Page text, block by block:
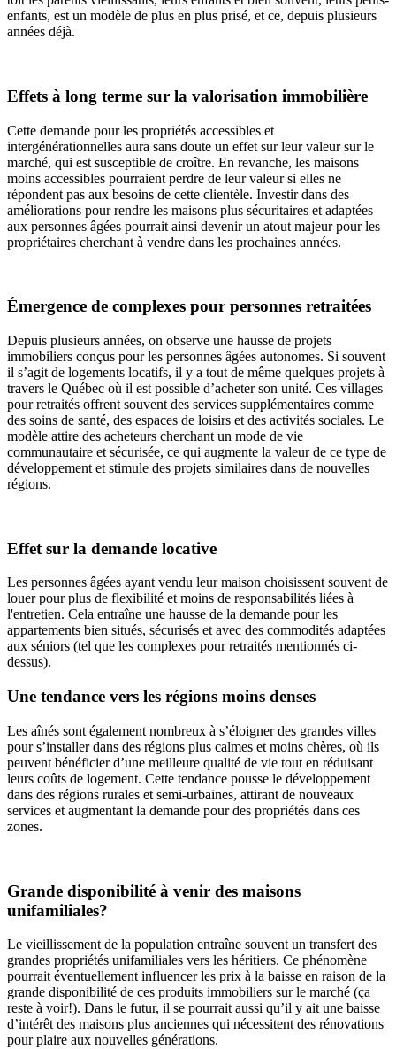
enfants, est un modèle de plus en plus prisé, et ce, depuis plusieurs
années déjà.
Effets à long terme sur la valorisation immobilière
Cette demande pour les propriétés accessibles et
intergénérationnelles aura sans doute un effet sur leur valeur sur le
marché, qui est susceptible de croître. En revanche, les maisons
moins accessibles pourraient perdre de leur valeur si elles ne
répondent pas aux besoins de cette clientèle. Investir dans des
améliorations pour rendre les maisons plus sécuritaires et adaptées
aux personnes âgées pourrait ainsi devenir un atout majeur pour les
propriétaires cherchant à vendre dans les prochaines années.
Émergence de complexes pour personnes retraitées
Depuis plusieurs années, on observe une hausse de projets
immobiliers conçus pour les personnes âgées autonomes. Si souvent
il s’agit de logements locatifs, il y a tout de même quelques projets à
travers le Québec où il est possible d’acheter son unité. Ces villages
pour retraités offrent souvent des services supplémentaires comme
des soins de santé, des espaces de loisirs et des activités sociales. Le
modèle attire des acheteurs cherchant un mode de vie
communautaire et sécurisée, ce qui augmente la valeur de ce type de
développement et stimule des projets similaires dans de nouvelles
régions.
Effet sur la demande locative
Les personnes âgées ayant vendu leur maison choisissent souvent de
louer pour plus de flexibilité et moins de responsabilités liées à
l'entretien. Cela entraîne une hausse de la demande pour les
appartements bien situés, sécurisés et avec des commodités adaptées
aux séniors (tel que les complexes pour retraités mentionnés ci-
dessus).
Une tendance vers les régions moins denses
Les aînés sont également nombreux à s’éloigner des grandes villes
pour s’installer dans des régions plus calmes et moins chères, où ils
peuvent bénéficier d’une meilleure qualité de vie tout en réduisant
leurs coûts de logement. Cette tendance pousse le développement
dans des régions rurales et semi-urbaines, attirant de nouveaux
services et augmentant la demande pour des propriétés dans ces
zones.
Grande disponibilité à venir des maisons
unifamiliales?
Le vieillissement de la population entraîne souvent un transfert des
grandes propriétés unifamiliales vers les héritiers. Ce phénomène
pourrait éventuellement influencer les prix à la baisse en raison de la
grande disponibilité de ces produits immobiliers sur le marché (ça
reste à voir!). Dans le futur, il se pourrait aussi qu’il y ait une baisse
d’intérêt des maisons plus anciennes qui nécessitent des rénovations
pour plaire aux nouvelles générations.